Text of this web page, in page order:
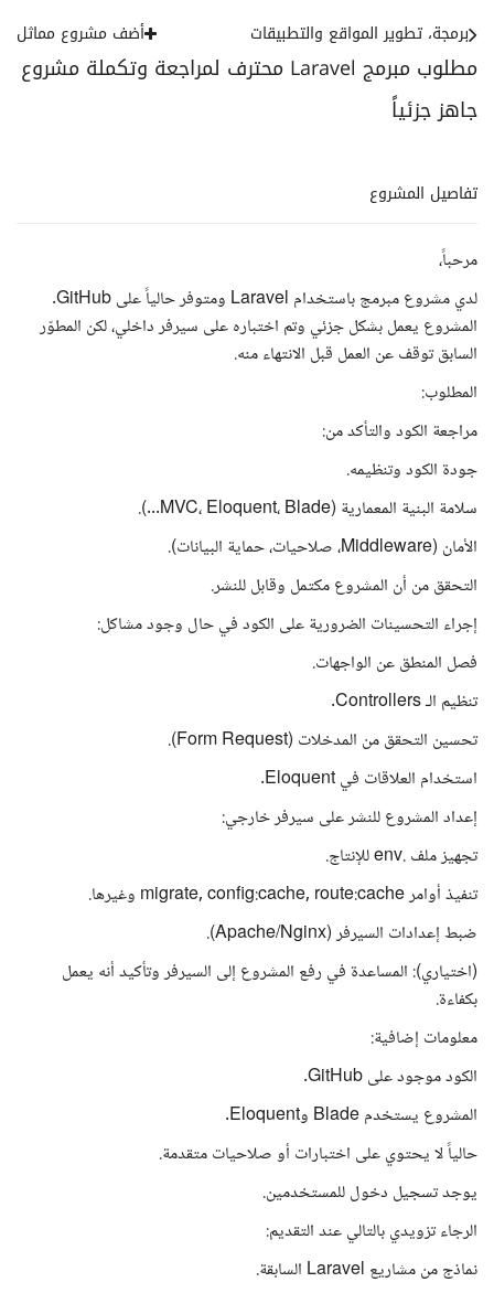
مطلوب مبرمج Laravel محترف لمراجعة وتكملة مشروع
جاهز جزئياً
برمجة، تطوير المواقع والتطبيقات أضف مشروع مماثل
تفاصيل المشروع
مرحباً،
لدي مشروع مبرمج باستخدام Laravel ومتوفر حالياً على GitHub.
المشروع يعمل بشكل جزئي وتم اختباره على سيرفر داخلي، لكن المطوّر
السابق توقف عن العمل قبل الانتهاء منه.
المطلوب:
مراجعة الكود والتأكد من:
جودة الكود وتنظيمه.
سلامة البنية المعمارية (MVC، Eloquent، Blade...).
الأمان (Middleware، صلاحيات، حماية البيانات).
التحقق من أن المشروع مكتمل وقابل للنشر.
إجراء التحسينات الضرورية على الكود في حال وجود مشاكل:
فصل المنطق عن الواجهات.
تنظيم الـ Controllers.
تحسين التحقق من المدخلات (Form Request).
استخدام العلاقات في Eloquent.
إعداد المشروع للنشر على سيرفر خارجي:
تجهيز ملف .env للإنتاج.
تنفيذ أوامر migrate, config:cache, route:cache وغيرها.
ضبط إعدادات السيرفر (Apache/Nginx).
(اختياري): المساعدة في رفع المشروع إلى السيرفر وتأكيد أنه يعمل
بكفاءة.
معلومات إضافية:
الكود موجود على GitHub.
المشروع يستخدم Blade وEloquent.
حالياً لا يحتوي على اختبارات أو صلاحيات متقدمة.
يوجد تسجيل دخول للمستخدمين.
الرجاء تزويدي بالتالي عند التقديم:
نماذج من مشاريع Laravel السابقة.